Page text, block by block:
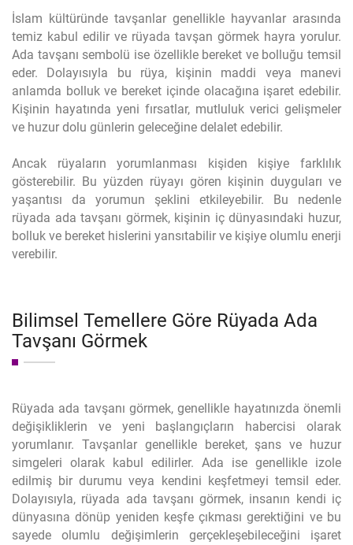
İslam kültüründe tavşanlar genellikle hayvanlar arasında
temiz kabul edilir ve rüyada tavşan görmek hayra yorulur.
Ada tavşanı sembolü ise özellikle bereket ve bolluğu temsil
eder. Dolayısıyla bu rüya, kişinin maddi veya manevi
anlamda bolluk ve bereket içinde olacağına işaret edebilir.
Kişinin hayatında yeni fırsatlar, mutluluk verici gelişmeler
ve huzur dolu günlerin geleceğine delalet edebilir.
Ancak rüyaların yorumlanması kişiden kişiye farklılık
gösterebilir. Bu yüzden rüyayı gören kişinin duyguları ve
yaşantısı da yorumun şeklini etkileyebilir. Bu nedenle
rüyada ada tavşanı görmek, kişinin iç dünyasındaki huzur,
bolluk ve bereket hislerini yansıtabilir ve kişiye olumlu enerji
verebilir.
Bilimsel Temellere Göre Rüyada Ada
Tavşanı Görmek
Rüyada ada tavşanı görmek, genellikle hayatınızda önemli
değişikliklerin ve yeni başlangıçların habercisi olarak
yorumlanır. Tavşanlar genellikle bereket, şans ve huzur
simgeleri olarak kabul edilirler. Ada ise genellikle izole
edilmiş bir durumu veya kendini keşfetmeyi temsil eder.
Dolayısıyla, rüyada ada tavşanı görmek, insanın kendi iç
dünyasına dönüp yeniden keşfe çıkması gerektiğini ve bu
sayede olumlu değişimlerin gerçekleşebileceğini işaret